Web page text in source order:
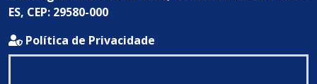
ES, CEP: 29580-000
Política de Privacidade